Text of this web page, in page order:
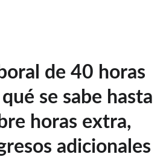
de 40 horas
se sabe hasta
horas extra,
adicionales